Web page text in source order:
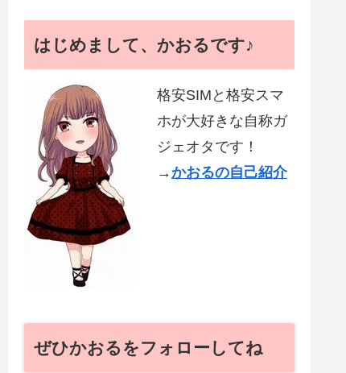
はじめまして、かおるです♪
格安SIMと格安スマ
ホが大好きな自称ガ
ジェオタです！
→かおるの自己紹介
ぜひかおるをフォローしてね